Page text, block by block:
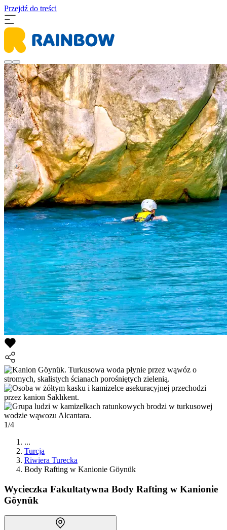
Przejdź do treści
1/4
...
Turcja
Riwiera Turecka
Body Rafting w Kanionie Göynük
Wycieczka Fakultatywna Body Rafting w Kanionie
Göynük